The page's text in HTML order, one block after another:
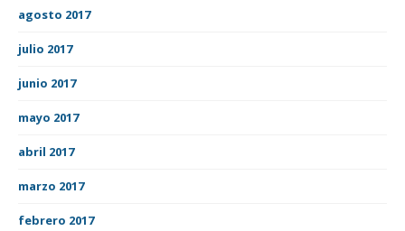
agosto 2017
julio 2017
junio 2017
mayo 2017
abril 2017
marzo 2017
febrero 2017